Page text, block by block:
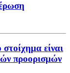
είναι
προορισμών